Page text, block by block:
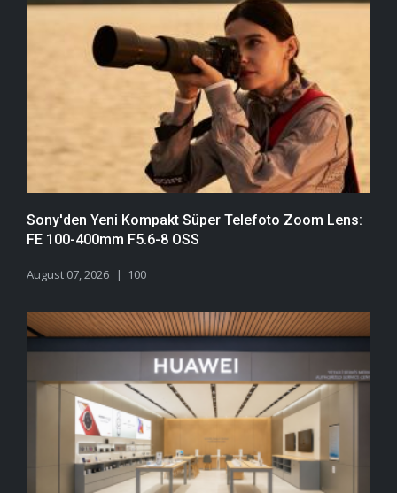
Sony'den Yeni Kompakt Süper Telefoto Zoom Lens:
FE 100-400mm F5.6-8 OSS
August 07, 2026 100